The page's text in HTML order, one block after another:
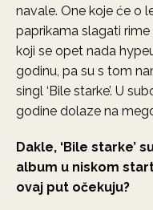
navale. One koje će o
paprikama slagati
koji se opet nada
godinu, pa su s tom
singl ‘Bile starke’. U
godine dolaze na
Dakle, ‘Bile starke’
album u niskom
ovaj put očekuju?